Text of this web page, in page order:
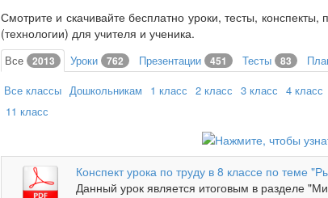
Смотрите и скачивайте бесплатно уроки, тесты,
(технологии) для учителя и ученика.
Все 2013 Уроки 762 Презентации 451 Тесты 83
Все классы Дошкольникам 1 класс 2 класс 3 класс 4 класс
11 класс
Конспект урока по труду в 8 классе по теме
Данный урок является итоговым в разделе